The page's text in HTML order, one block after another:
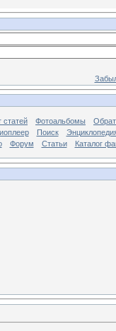
статей Фотоальбомы
Поиск
Форум Статьи Каталог